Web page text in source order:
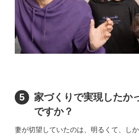
5
家づくりで実現したか
ですか？
妻が切望していたのは、明るくて、し